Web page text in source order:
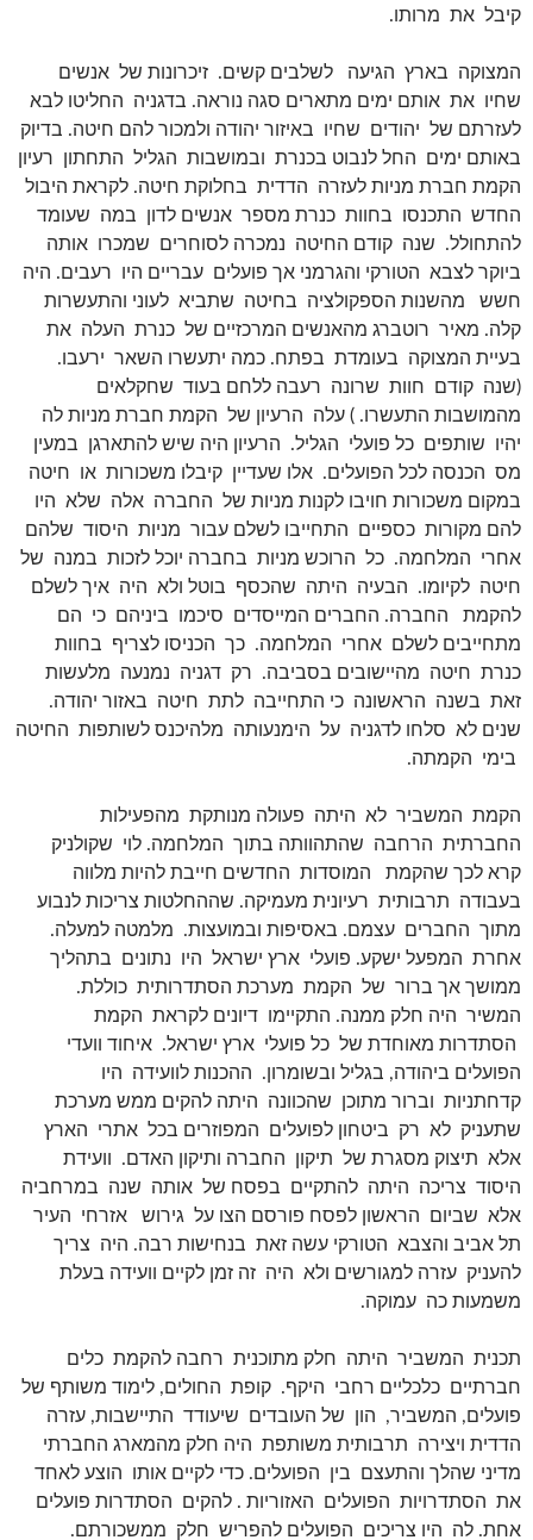
קיבל את מרותו.
המצוקה בארץ הגיעה לשלבים קשים. זיכרונות של אנשים
שחיו את אותם ימים מתארים סגה נוראה. בדגניה החליטו לבא
לעזרתם של יהודים שחיו באיזור יהודה ולמכור להם חיטה. בדיוק
באותם ימים החל לנבוט בכנרת ובמושבות הגליל התחתון רעיון
הקמת חברת מניות לעזרה הדדית בחלוקת חיטה. לקראת היבול
החדש התכנסו בחוות כנרת מספר אנשים לדון במה שעומד
להתחולל. שנה קודם החיטה נמכרה לסוחרים שמכרו אותה
ביוקר לצבא הטורקי והגרמני אך פועלים עבריים היו רעבים. היה
חשש מהשנות הספקולציה בחיטה שתביא לעוני והתעשרות
קלה. מאיר רוטברג מהאנשים המרכזיים של כנרת העלה את
בעיית המצוקה בעומדת בפתח. כמה יתעשרו השאר ירעבו.
(שנה קודם חוות שרונה רעבה ללחם בעוד שחקלאים
מהמושבות התעשרו. ) עלה הרעיון של הקמת חברת מניות לה
יהיו שותפים כל פועלי הגליל. הרעיון היה שיש להתארגן במעין
מס הכנסה לכל הפועלים. אלו שעדיין קיבלו משכורות או חיטה
במקום משכורות חויבו לקנות מניות של החברה אלה שלא היו
להם מקורות כספיים התחייבו לשלם עבור מניות היסוד שלהם
אחרי המלחמה. כל הרוכש מניות בחברה יוכל לזכות במנה של
חיטה לקיומו. הבעיה היתה שהכסף בוטל ולא היה איך לשלם
להקמת החברה. החברים המייסדים סיכמו ביניהם כי הם
מתחייבים לשלם אחרי המלחמה. כך הכניסו לצריף בחוות
כנרת חיטה מהיישובים בסביבה. רק דגניה נמנעה מלעשות
זאת בשנה הראשונה כי התחייבה לתת חיטה באזור יהודה.
שנים לא סלחו לדגניה על הימנעותה מלהיכנס לשותפות החיטה
בימי הקמתה.
הקמת המשביר לא היתה פעולה מנותקת מהפעילות
החברתית הרחבה שהתהוותה בתוך המלחמה. לוי שקולניק
קרא לכך שהקמת המוסדות החדשים חייבת להיות מלווה
בעבודה תרבותית רעיונית מעמיקה. שההחלטות צריכות לנבוע
מתוך החברים עצמם. באסיפות ובמועצות. מלמטה למעלה.
אחרת המפעל ישקע. פועלי ארץ ישראל היו נתונים בתהליך
ממושך אך ברור של הקמת מערכת הסתדרותית כוללת.
המשיר היה חלק ממנה. התקיימו דיונים לקראת הקמת
הסתדרות מאוחדת של כל פועלי ארץ ישראל. איחוד וועדי
הפועלים ביהודה, בגליל ובשומרון. ההכנות לוועידה היו
קדחתניות וברור מתוכן שהכוונה היתה להקים ממש מערכת
שתעניק לא רק ביטחון לפועלים המפוזרים בכל אתרי הארץ
אלא תיצוק מסגרת של תיקון החברה ותיקון האדם. וועידת
היסוד צריכה היתה להתקיים בפסח של אותה שנה במרחביה
אלא שביום הראשון לפסח פורסם הצו על גירוש אזרחי העיר
תל אביב והצבא הטורקי עשה זאת בנחישות רבה. היה צריך
להעניק עזרה למגורשים ולא היה זה זמן לקיים וועידה בעלת
משמעות כה עמוקה.
תכנית המשביר היתה חלק מתוכנית רחבה להקמת כלים
חברתיים כלכליים רחבי היקף. קופת החולים, לימוד משותף של
פועלים, המשביר, הון של העובדים שיעודד התיישבות, עזרה
הדדית ויצירה תרבותית משותפת היה חלק מהמארג החברתי
מדיני שהלך והתעצם בין הפועלים. כדי לקיים אותו הוצע לאחד
את הסתדרויות הפועלים האזוריות . להקים הסתדרות פועלים
אחת. לה היו צריכים הפועלים להפריש חלק ממשכורתם.